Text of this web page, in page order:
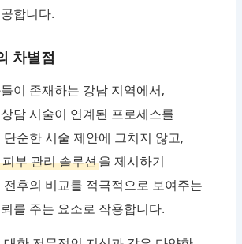
합니다.
차별점
이 존재하는 강남 지역에서,
담 시술이 연계된 프로세스를
순한 시술 제안에 그치지 않고,
부 관리 솔루션을 제시하기
후의 비교를 적극적으로 보여주는
를 주는 요소로 작용합니다.